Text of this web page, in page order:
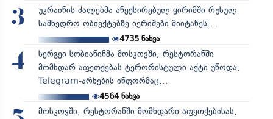
3
უკრაინის ძალებმა ანექსირებულ ყირიმში რუსულ
სამხედრო ობიექტებზე იერიშები მიიტანეს...
4735ნახვა
4
სერგეი სობიანინმა მოსკოვში, რესტორანში
მომხდარ აფეთქებას ტერორისტული აქტი უწოდა,
Telegram-არხების ინფორმაც...
4564ნახვა
მოსკოვში, რესტორანში მომხდარი აფეთქებისას,